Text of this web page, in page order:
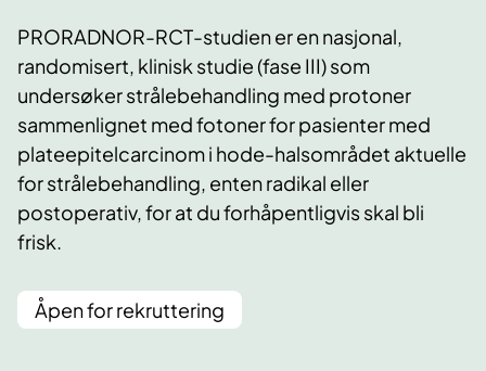
PRORADNOR-RCT-studien er en nasjonal,
randomisert, klinisk studie (fase III) som
undersøker strålebehandling med protoner
sammenlignet med fotoner for pasienter med
plateepitelcarcinom i hode-halsområdet aktuelle
for strålebehandling, enten radikal eller
postoperativ, for at du forhåpentligvis skal bli
frisk.
Åpen for rekruttering